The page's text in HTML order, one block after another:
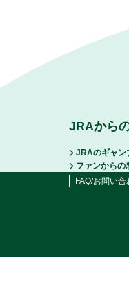
JRAから
JRAのギャン
ファンからの
FAQ/お問い合